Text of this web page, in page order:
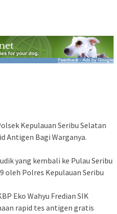
Kepulauan Seribu Selatan
Antigen Bagi Warganya.
yang kembali ke Pulau Seribu
oleh Polres Kepulauan Seribu
Eko Wahyu Fredian SIK
rapid tes antigen gratis